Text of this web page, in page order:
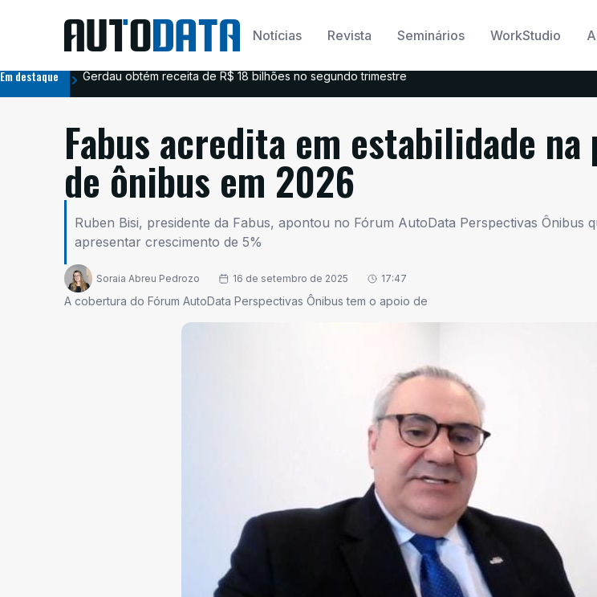
Notícias Revista Seminários WorkStudio
Em destaque Gerdau obtém receita de R$ 18 bilhões no segundo trimestre
Fabus acredita em estabilidade na
de ônibus em 2026
Ruben Bisi, presidente da Fabus, apontou no Fórum AutoData Perspectivas Ônibus
apresentar crescimento de 5%
Soraia Abreu Pedrozo 16 de setembro de 2025 17:47
A cobertura do Fórum AutoData Perspectivas Ônibus tem o apoio de